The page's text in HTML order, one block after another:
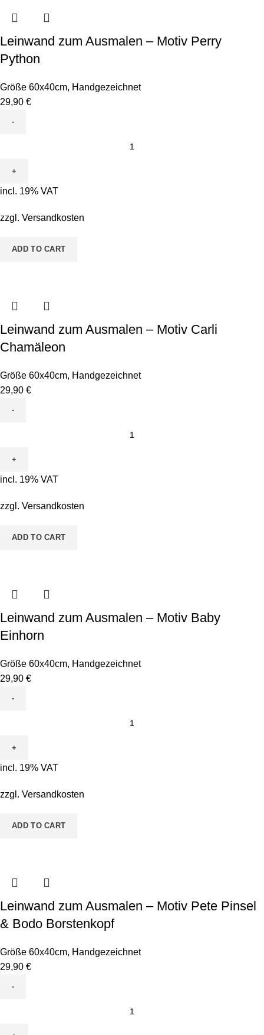
Leinwand zum Ausmalen – Motiv Perry
Python
Größe 60x40cm, Handgezeichnet
29,90 €
Ausmalen
-
Perry
quantity
incl. 19% VAT
zzgl. Versandkosten
ADD TO CART
Leinwand zum Ausmalen – Motiv Carli
Chamäleon
Größe 60x40cm, Handgezeichnet
29,90 €
Ausmalen
-
Carli
quantity
incl. 19% VAT
zzgl. Versandkosten
ADD TO CART
Leinwand zum Ausmalen – Motiv Baby
Einhorn
Größe 60x40cm, Handgezeichnet
29,90 €
Ausmalen
-
Baby
quantity
incl. 19% VAT
zzgl. Versandkosten
ADD TO CART
Leinwand zum Ausmalen – Motiv Pete Pinsel
& Bodo Borstenkopf
Größe 60x40cm, Handgezeichnet
29,90 €